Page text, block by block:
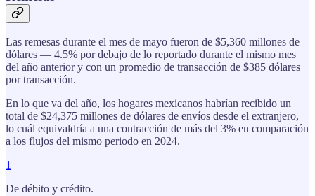
Las remesas durante el mes de mayo fueron de $5,360 millones de
dólares — 4.5% por debajo de lo reportado durante el mismo mes
del año anterior y con un promedio de transacción de $385 dólares
por transacción.
En lo que va del año, los hogares mexicanos habrían recibido un
total de $24,375 millones de dólares de envíos desde el extranjero,
lo cuál equivaldría a una contracción de más del 3% en comparación
a los flujos del mismo periodo en 2024.
1
De débito y crédito.